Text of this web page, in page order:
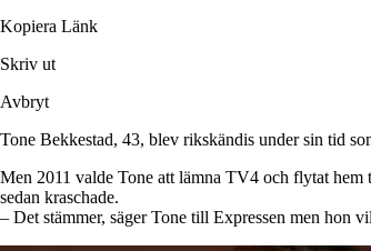
Kopiera Länk
Skriv ut
Avbryt
Tone Bekkestad, 43, blev rikskändis under sin tid
Men 2011 valde Tone att lämna TV4 och flytat hem
sedan kraschade.
– Det stämmer, säger Tone till Expressen men hon